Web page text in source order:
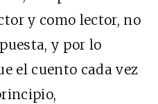
y como lector, no
y por lo
el cuento cada vez